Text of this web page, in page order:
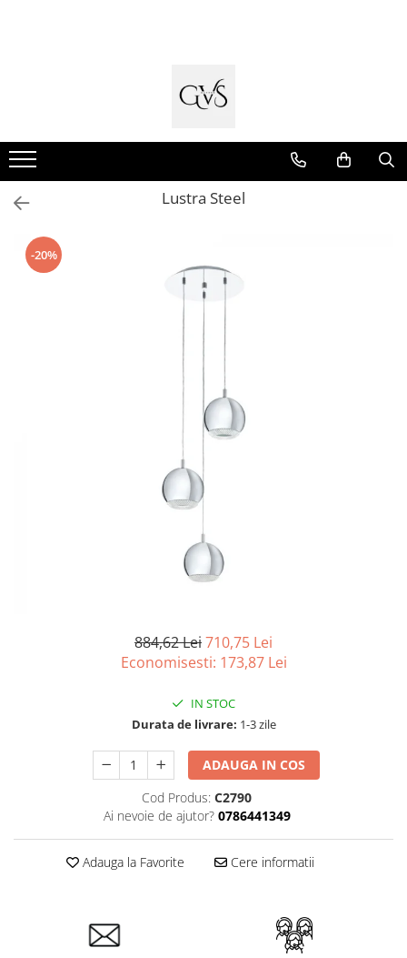
Conductori - Fy - Myf
Cabluri tip Cordon (MYYM)
Cabluri tip CYY-F
Cabluri tip N2XH Halogen Free
Cabluri tip NHXH E90 Halogen Free
Trasee Cabluri / Accesorii
Jgheaburi Metalice Perforate
Bandă Izolier
Intrerupatoare Touch / Standard
Lustra Steel
-20%
884,62 Lei710,75 Lei
Economisesti: 173,87 Lei
IN STOC
Durata de livrare: 1-3 zile
ADAUGA IN COS
Cod Produs: C2790
Ai nevoie de ajutor? 0786441349
Adauga la Favorite Cere informatii